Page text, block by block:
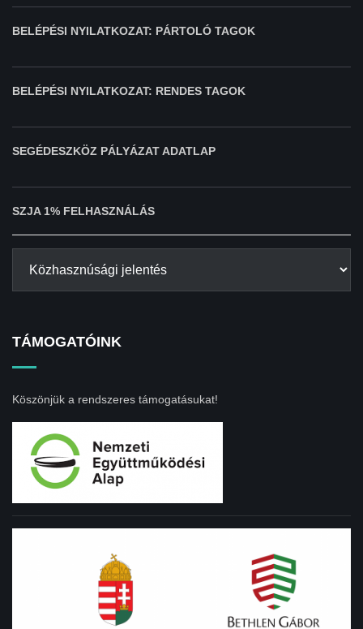
BELÉPÉSI NYILATKOZAT: PÁRTOLÓ TAGOK
BELÉPÉSI NYILATKOZAT: RENDES TAGOK
SEGÉDESZKÖZ PÁLYÁZAT ADATLAP
SZJA 1% FELHASZNÁLÁS
TÁMOGATÓINK
Köszönjük a rendszeres támogatásukat!